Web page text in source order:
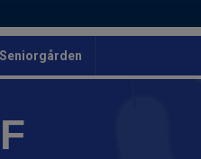
Seniorgården